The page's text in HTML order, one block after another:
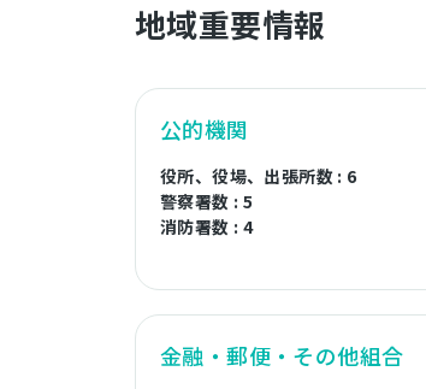
地域重要情報
公的機関
役所、役場、出張所数 : 6
警察署数 : 5
消防署数 : 4
金融・郵便・その他組合